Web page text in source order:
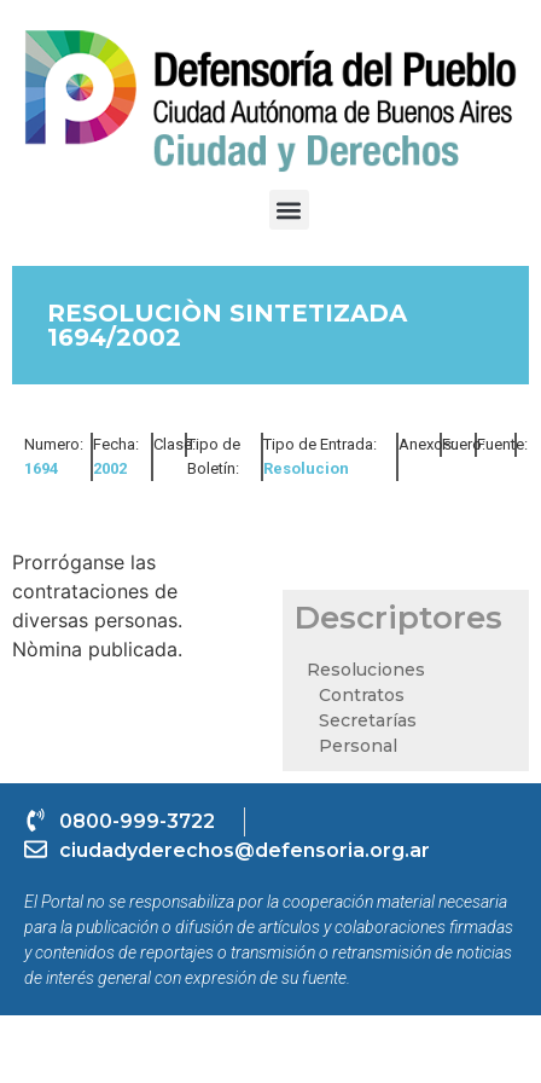
RESOLUCIÒN SINTETIZADA
1694/2002
Numero:
1694
Fecha:
2002
Clase:Tipo de
Boletín:
Tipo de Entrada:
Resolucion
Anexos:Fuero:Fuente:
Prorróganse las
contrataciones de
diversas personas.
Nòmina publicada.
Descriptores
Resoluciones
Contratos
Secretarías
Personal
0800-999-3722
ciudadyderechos@defensoria.org.ar
El Portal no se responsabiliza por la cooperación material necesaria
para la publicación o difusión de artículos y colaboraciones firmadas
y contenidos de reportajes o transmisión o retransmisión de noticias
de interés general con expresión de su fuente.